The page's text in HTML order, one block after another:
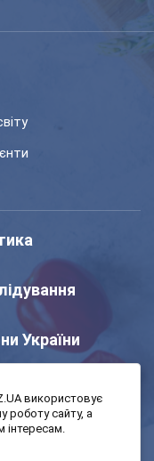
України
використовує
роботу сайту, а
інтересам.